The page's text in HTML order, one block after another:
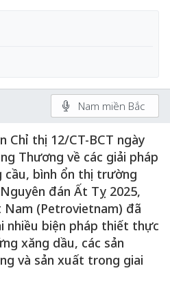
Nam miền Bắc
Chỉ thị 12/CT-BCT ngày
Thương về các giải pháp
cầu, bình ổn thị trường
đán Ất Tỵ 2025,
Nam (Petrovietnam) đã
nhiều biện pháp thiết thực
xăng dầu, các sản
và sản xuất trong giai